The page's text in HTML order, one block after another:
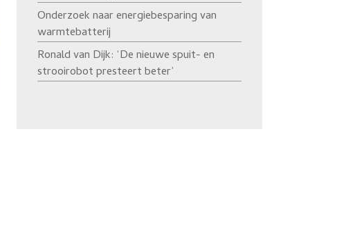
Onderzoek naar energiebesparing van
warmtebatterij
Ronald van Dijk: ‘De nieuwe spuit- en
strooirobot presteert beter’